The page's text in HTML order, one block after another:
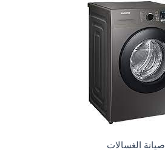
صيانة الغسالات